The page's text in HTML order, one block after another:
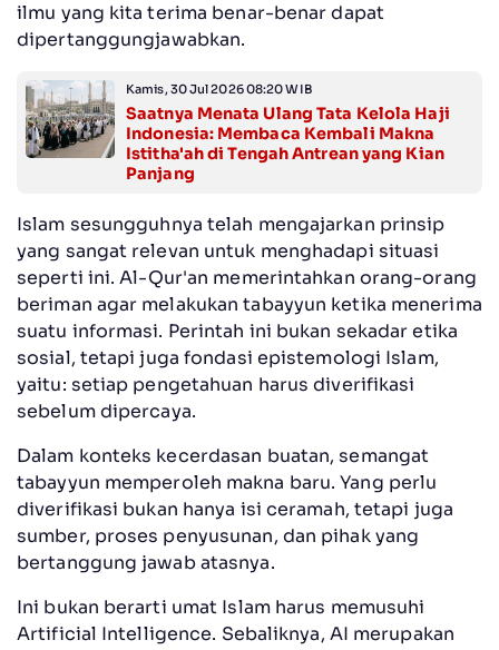
ilmu yang kita terima benar-benar dapat
dipertanggungjawabkan.
Kamis, 30 Jul 2026 08:20 WIB
Saatnya Menata Ulang Tata Kelola Haji
Indonesia: Membaca Kembali Makna
Istitha'ah di Tengah Antrean yang Kian
Panjang
Islam sesungguhnya telah mengajarkan prinsip
yang sangat relevan untuk menghadapi situasi
seperti ini. Al-Qur'an memerintahkan orang-orang
beriman agar melakukan tabayyun ketika menerima
suatu informasi. Perintah ini bukan sekadar etika
sosial, tetapi juga fondasi epistemologi Islam,
yaitu: setiap pengetahuan harus diverifikasi
sebelum dipercaya.
Dalam konteks kecerdasan buatan, semangat
tabayyun memperoleh makna baru. Yang perlu
diverifikasi bukan hanya isi ceramah, tetapi juga
sumber, proses penyusunan, dan pihak yang
bertanggung jawab atasnya.
Ini bukan berarti umat Islam harus memusuhi
Artificial Intelligence. Sebaliknya, AI merupakan